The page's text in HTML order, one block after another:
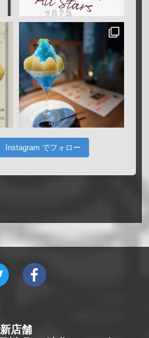
Instagram でフォロー
新店舗